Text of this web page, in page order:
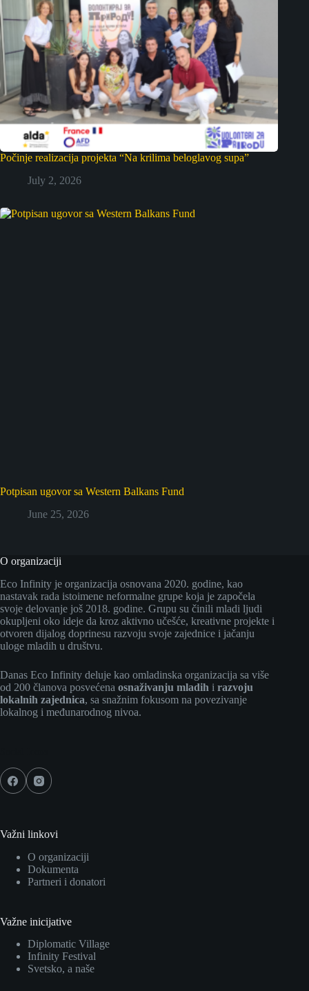
Počinje realizacija projekta “Na krilima beloglavog supa”
July 2, 2026
Potpisan ugovor sa Western Balkans Fund
June 25, 2026
O organizaciji
Eco Infinity je organizacija osnovana 2020. godine, kao
nastavak rada istoimene neformalne grupe koja je započela
svoje delovanje još 2018. godine. Grupu su činili mladi ljudi
okupljeni oko ideje da kroz aktivno učešće, kreativne projekte i
otvoren dijalog doprinesu razvoju svoje zajednice i jačanju
uloge mladih u društvu.
Danas Eco Infinity deluje kao omladinska organizacija sa više
od 200 članova posvećena osnaživanju mladih i razvoju
lokalnih zajednica, sa snažnim fokusom na povezivanje
lokalnog i međunarodnog nivoa.
Važni linkovi
O organizaciji
Dokumenta
Partneri i donatori
Važne inicijative
Diplomatic Village
Infinity Festival
Svetsko, a naše